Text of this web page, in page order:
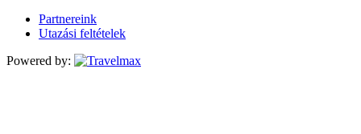
Partnereink
Utazási feltételek
Powered by: